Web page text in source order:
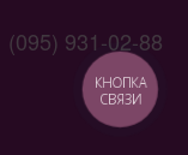
(095) 931-02-88
КНОПКА
СВЯЗИ